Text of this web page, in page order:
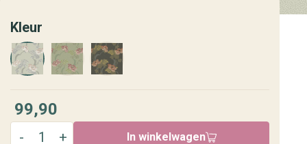
Kleur
99,90
In winkelwagen